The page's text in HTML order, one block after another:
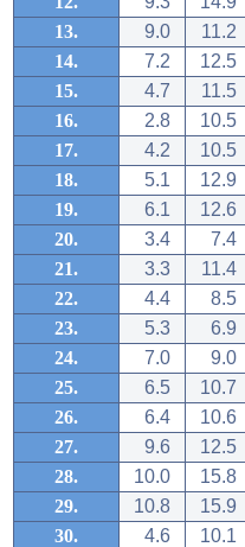
13.
9.0
11.2
14.
7.2
12.5
15.
4.7
11.5
16.
2.8
10.5
17.
4.2
10.5
18.
5.1
12.9
19.
6.1
12.6
20.
3.4
7.4
21.
3.3
11.4
22.
4.4
8.5
23.
5.3
6.9
24.
7.0
9.0
25.
6.5
10.7
26.
6.4
10.6
27.
9.6
12.5
28.
10.0
15.8
29.
10.8
15.9
30.
4.6 10.1